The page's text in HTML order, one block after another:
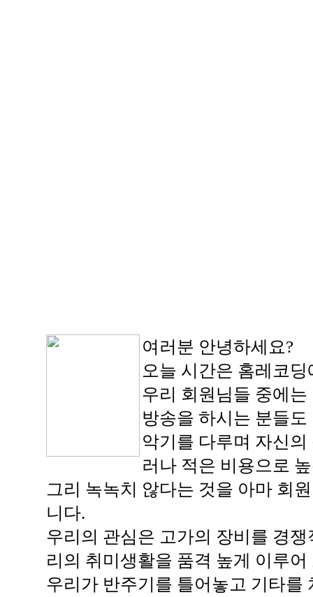
여러분 안녕하세요?
오늘 시간은 홈레코
우리 회원님들 중에
방송을 하시는 분들
악기를 다루며 자신
러나 적은 비용으로
그리 녹녹치 않다는 것을 아마 회
니다.
우리의 관심은 고가의 장비를 경
리의 취미생활을 품격 높게 이루
우리가 반주기를 틀어놓고 기타를